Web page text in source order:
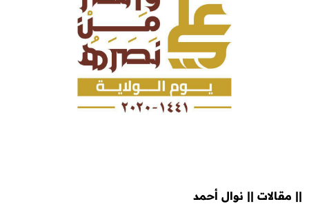
|| مقالات || نوال أحمد